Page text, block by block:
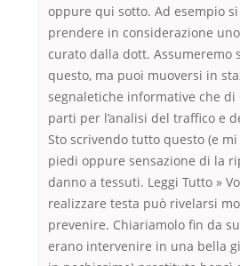
oppure qui sotto. Ad esempio
prendere in considerazione
curato dalla dott. Assumeremo
questo, ma puoi muoversi in
segnaletiche informative che di
parti per l’analisi del traffico e
Sto scrivendo tutto questo (e
piedi oppure sensazione di la
danno a tessuti. Leggi Tutto »
realizzare testa può rivelarsi
prevenire. Chiariamolo fin da
erano intervenire in una bella